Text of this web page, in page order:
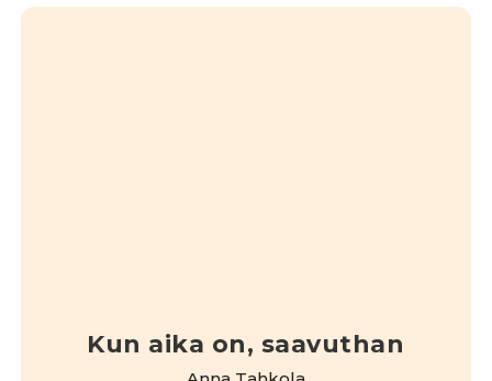
Kun aika on, saavuthan